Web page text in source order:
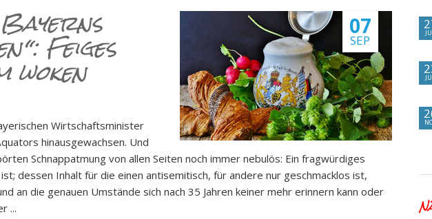
07
SEP
Feiges
woken
Wirt­schaftsminister
hinausgewachsen. Und
Schnappatmung von allen Seiten noch immer nebulös: Ein frag­würdiges
dessen Inhalt für die einen antisemitisch, für andere nur geschmacklos ist,
an die ge­nauen Umstände sich nach 35 Jahren keiner mehr erinnern kann oder
...